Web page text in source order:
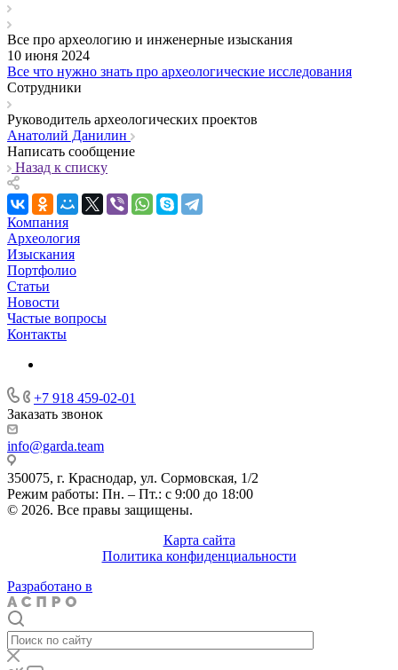
Все про археологию и инженерные изыскания
10 июня 2024
Все что нужно знать про археологические исследования
Сотрудники
Руководитель археологических проектов
Анатолий Данилин
Написать сообщение
Назад к списку
Компания
Археология
Изыскания
Портфолио
Статьи
Новости
Частые вопросы
Контакты
+7 918 459-02-01
Заказать звонок
info@garda.team
350075, г. Краснодар, ул. Сормовская, 1/2
Режим работы: Пн. – Пт.: с 9:00 до 18:00
© 2026. Все правы защищены.
Карта сайта
Политика конфиденциальности
Разработано в